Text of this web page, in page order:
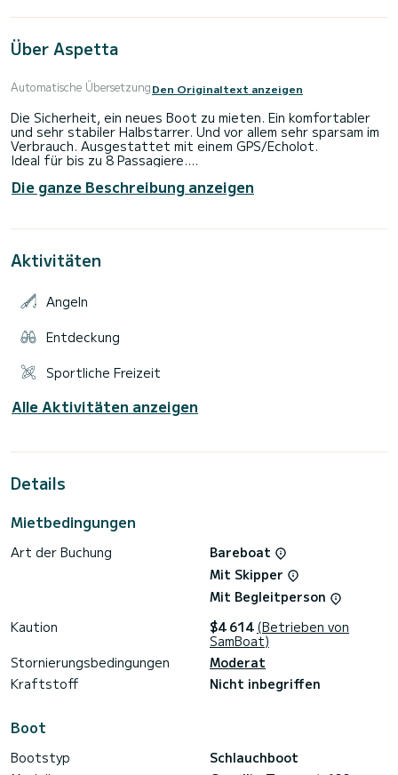
Über Aspetta
Automatische ÜbersetzungDen Originaltext anzeigen
Die Sicherheit, ein neues Boot zu mieten. Ein komfortabler
und sehr stabiler Halbstarrer. Und vor allem sehr sparsam im
Verbrauch. Ausgestattet mit einem GPS/Echolot.
Ideal für bis zu 8 Passagiere.
Agrarwüste oder des Kaps Korsika. Es eignet sich für
Spaziergänge und Wassersport.
Die ganze Beschreibung anzeigen
Aktivitäten
Angeln
Entdeckung
Sportliche Freizeit
Alle Aktivitäten anzeigen
Details
Mietbedingungen
Art der Buchung
Bareboat
Mit Skipper
Mit Begleitperson
Kaution
$4 614 (Betrieben von
SamBoat)
Stornierungsbedingungen
Moderat
Kraftstoff
Nicht inbegriffen
Boot
Bootstyp
Schlauchboot